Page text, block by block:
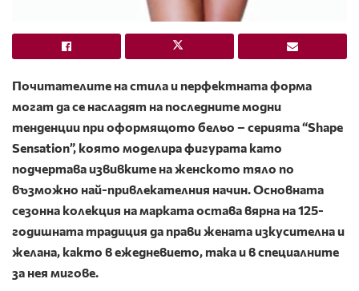
Почитателите на стила и перфектната форма
могат да се насладят на последните модни
тенденции при оформящото бельо – серията “Shape
Sensation”, която моделира фигурата като
подчертава извивките на женското тяло по
възможно най-привлекателния начин. Основната
сезонна колекция на марката остава вярна на 125-
годишната традиция да прави жената изкусителна и
желана, както в ежедневието, така и в специалните
за нея мигове.